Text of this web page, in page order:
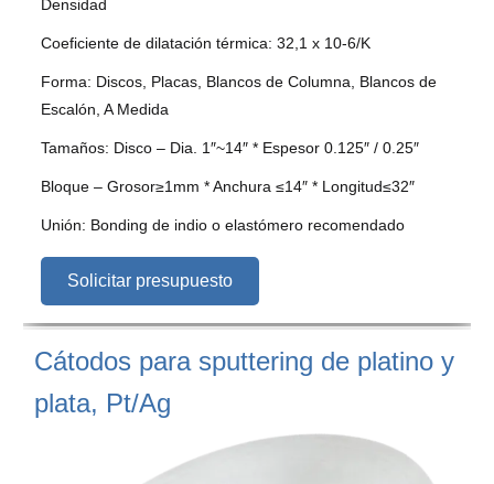
Densidad
Coeficiente de dilatación térmica: 32,1 x 10-6/K
Forma: Discos, Placas, Blancos de Columna, Blancos de
Escalón, A Medida
Tamaños: Disco – Dia. 1″~14″ * Espesor 0.125″ / 0.25″
Bloque – Grosor≥1mm * Anchura ≤14″ * Longitud≤32″
Unión: Bonding de indio o elastómero recomendado
Solicitar presupuesto
Cátodos para sputtering de platino y
plata, Pt/Ag